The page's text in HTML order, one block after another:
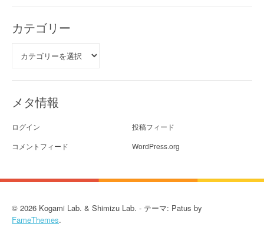
カテゴリー
メタ情報
ログイン
投稿フィード
コメントフィード
WordPress.org
© 2026 Kogami Lab. & Shimizu Lab. - テーマ: Patus by
FameThemes.